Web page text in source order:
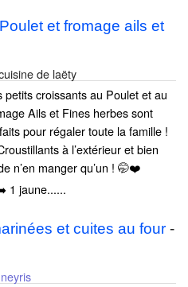
et fromage ails et
de laëty
petits croissants au Poulet et au
Ails et Fines herbes sont
pour régaler toute la famille !
à l’extérieur et bien
n’en manger qu’un ! 🤭❤️
1 jaune......
et cuites au four -